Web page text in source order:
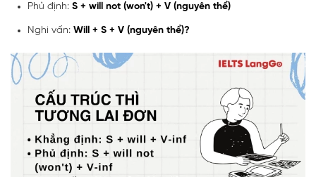
Phủ định: S + will not (won't) + V (nguyên thể)
Nghi vấn: Will + S + V (nguyên thể)?